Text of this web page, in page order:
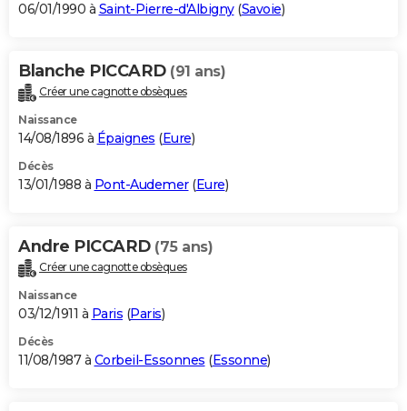
06/01/1990 à Saint-Pierre-d'Albigny(Savoie)
Blanche PICCARD (91 ans)
Créer une cagnotte obsèques
Naissance
14/08/1896 à Épaignes (Eure)
Décès
13/01/1988 à Pont-Audemer(Eure)
Andre PICCARD (75 ans)
Créer une cagnotte obsèques
Naissance
03/12/1911 à Paris (Paris)
Décès
11/08/1987 à Corbeil-Essonnes (Essonne)